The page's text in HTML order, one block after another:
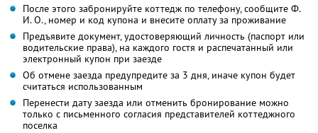
После этого забронируйте коттедж по телефону, сообщите Ф.
И. О., номер и код купона и внесите оплату за проживание
Предъявите документ, удостоверяющий личность (паспорт или
водительские права), на каждого гостя и распечатанный или
электронный купон при заезде
Об отмене заезда предупредите за 3 дня, иначе купон будет
считаться использованным
Перенести дату заезда или отменить бронирование можно
только с письменного согласия представителей коттеджного
поселка